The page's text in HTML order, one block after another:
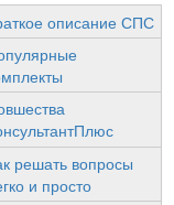
описание СПС
решать вопросы
и просто